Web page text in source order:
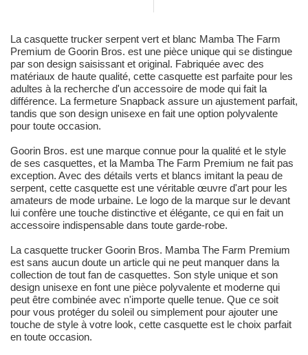
La casquette trucker serpent vert et blanc Mamba The Farm
Premium de Goorin Bros. est une pièce unique qui se distingue
par son design saisissant et original. Fabriquée avec des
matériaux de haute qualité, cette casquette est parfaite pour les
adultes à la recherche d'un accessoire de mode qui fait la
différence. La fermeture Snapback assure un ajustement parfait,
tandis que son design unisexe en fait une option polyvalente
pour toute occasion.
Goorin Bros. est une marque connue pour la qualité et le style
de ses casquettes, et la Mamba The Farm Premium ne fait pas
exception. Avec des détails verts et blancs imitant la peau de
serpent, cette casquette est une véritable œuvre d'art pour les
amateurs de mode urbaine. Le logo de la marque sur le devant
lui confère une touche distinctive et élégante, ce qui en fait un
accessoire indispensable dans toute garde-robe.
La casquette trucker Goorin Bros. Mamba The Farm Premium
est sans aucun doute un article qui ne peut manquer dans la
collection de tout fan de casquettes. Son style unique et son
design unisexe en font une pièce polyvalente et moderne qui
peut être combinée avec n'importe quelle tenue. Que ce soit
pour vous protéger du soleil ou simplement pour ajouter une
touche de style à votre look, cette casquette est le choix parfait
en toute occasion.